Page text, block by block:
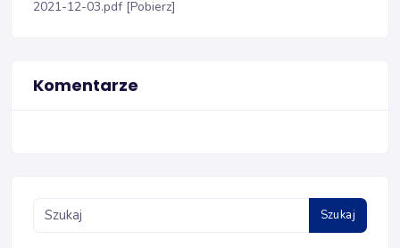
2021-12-03.pdf [Pobierz]
Komentarze
Szukaj